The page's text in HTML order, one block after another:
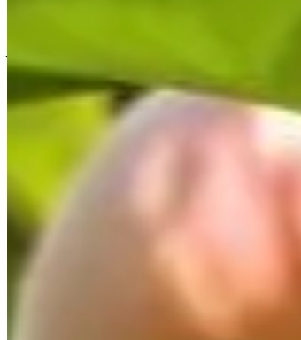
Comment les coquilles
Comment les coquilles